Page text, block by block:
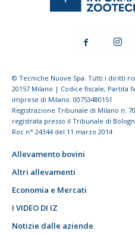
© Tecniche Nuove Spa. Tutti i diritti
20157 Milano | Codice fiscale, Partita
imprese di Milano: 00753480151
Registrazione Tribunale di Milano n.
registrata presso il Tribunale di
Roc n° 24344 del 11 marzo 2014
Allevamento bovini
Altri allevamenti
Economia e Mercati
I VIDEO DI IZ
Notizie dalle aziende